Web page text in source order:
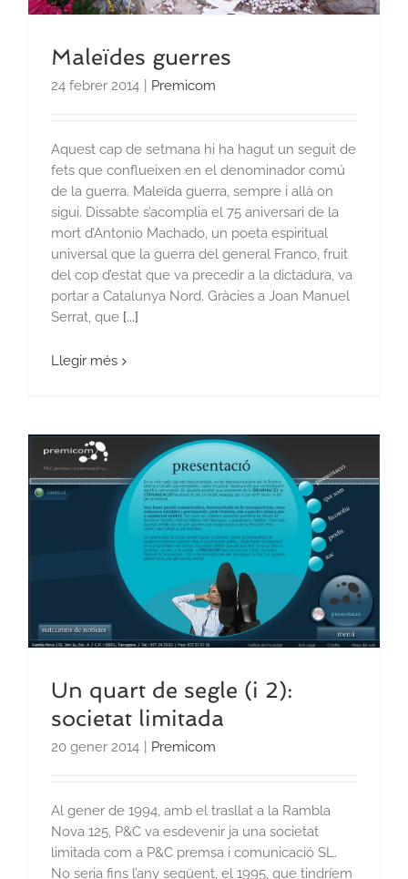
Maleïdes guerres
24 febrer 2014 Premicom
Aquest cap de setmana hi ha hagut un seguit de
fets que conflueixen en el denominador comú
de la guerra. Maleïda guerra, sempre i allà on
sigui. Dissabte s’acomplia el 75 aniversari de la
mort d’Antonio Machado, un poeta espiritual
universal que la guerra del general Franco, fruit
del cop d’estat que va precedir a la dictadura, va
portar a Catalunya Nord. Gràcies a Joan Manuel
Serrat, que [...]
Llegir més
Un quart de segle (i 2):
societat limitada
20 gener 2014 Premicom
Al gener de 1994, amb el trasllat a la Rambla
Nova 125, P&C va esdevenir ja una societat
limitada com a P&C premsa i comunicació SL.
No seria fins l’any següent, el 1995, que tindríem